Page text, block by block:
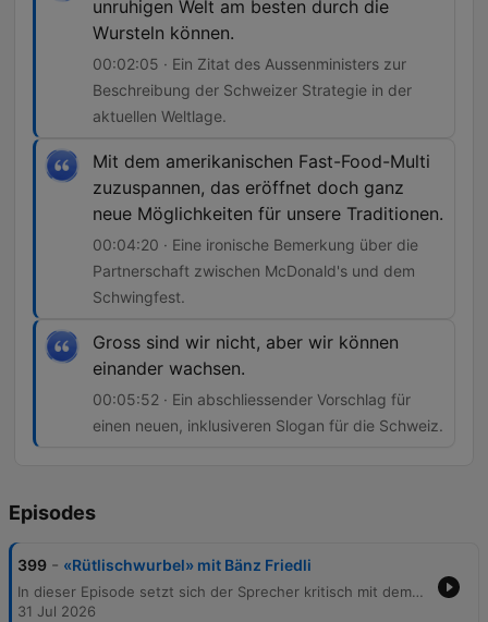
unruhigen Welt am besten durch die
Wursteln können.
00:02:05 · Ein Zitat des Aussenministers zur
Beschreibung der Schweizer Strategie in der
aktuellen Weltlage.
Mit dem amerikanischen Fast-Food-Multi
zuzuspannen, das eröffnet doch ganz
neue Möglichkeiten für unsere Traditionen.
00:04:20 · Eine ironische Bemerkung über die
Partnerschaft zwischen McDonald's und dem
Schwingfest.
Gross sind wir nicht, aber wir können
einander wachsen.
00:05:52 · Ein abschliessender Vorschlag für
einen neuen, inklusiveren Slogan für die Schweiz.
Episodes
399 - «Rütlischwurbel» mit Bänz Friedli
In dieser Episode setzt sich der Sprecher kritisch mit dem Schweizer Nationalverständnis und den Mythen der Identität auseinander. Anhand von Beispielen wie dem Besuch von Bundesrat Parmelin in den USA, der Verwendung von Slogans wie „Switzerland great since 1291“ und der Rolle von McDonald's als Sponsor des Eidgenössischen Schwing- und Älplerfestes wird hinterfragt, ob die Schweiz ein geografisches Land oder eine rein ideelle „Willensnation“ ist. Der Beitrag reflektiert über den Zusammenhalt in einer multikulturellen Gesellschaft und problematisiert die Nutzung historischer Erzählungen zur Legitimierung von Nationalismus.
31 Jul 2026